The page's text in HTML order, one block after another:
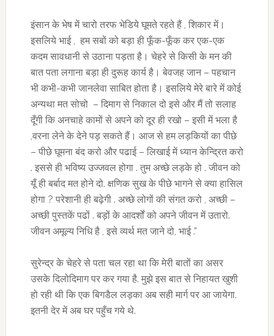
इंसान के भेष में चारो तरफ भेडिये घूमते रहते हैं , शिकार में।
इसलिये भाई , हम सबों को बड़ा ही फूँक-फूँक कर एक-एक
कदम सावधानी से उठाना पड़ता है। चेहरे से किसी के मन की
बात पता लगाना बड़ा ही दुरूह कार्य है। बेवजह जान – पहचान
भी कभी-कभी जानलेवा साबित होता है। इसलिये मेरे बारे में कोई
अन्यथा मत सोचो – दिमाग से निकाल दो इसे और मैं तो सलाह
दूँगी कि अनचाहे कामों से अपने को दूर ही रखो – इसी में भला है
,वरना लेने के देने पड़ सकते हैं। आज से हम लड़कियों का पीछे
– पीछे घूमना बंद करो और पढाई – लिखाई में ध्यान केन्द्रित करो
. इससे ही भविष्य उज्जवल होगा . तुम अच्छे लड़के हो . जीवन को
यूँ ही बर्बाद मत होने दो. क्षणिक सुख के पीछे भागने से क्या हासिल
होगा ? परेशानी ही बढ़ेगी . अच्छे लोगों की संगत करो , अच्छी –
अच्छी पुस्तकें पढों . बड़ों के आदर्शों को अपने जीवन में उतारो.
जीवन अमूल्य निधि है , इसे व्यर्थ मत जाने दो, भाई .”
सुरेन्द्र के चेहरे से पता चल रहा था कि मेरी बातों का असर
उसके दिलोदिमाग पर कर गया है. मुझे इस बात से निहायत खुशी
हो रही थी कि एक बिगडैल लड़का अब सही मार्ग पर आ जायेगा.
इतनी देर में अब घर पहुँच गये थे.